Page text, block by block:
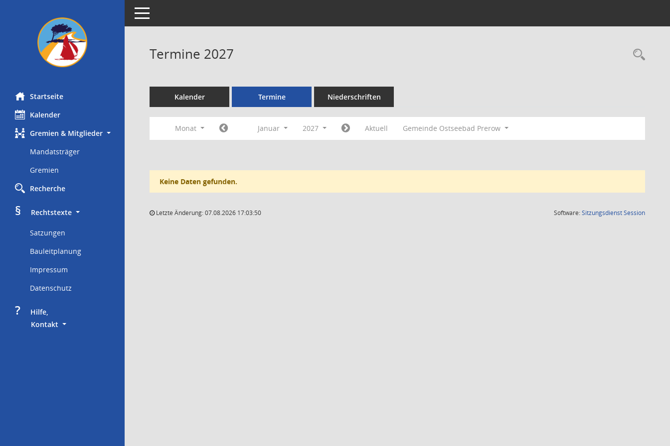
Startseite
Kalender
Gremien & Mitglieder
Mandatsträger
Gremien
Recherche
§
     Rechtstexte
Satzungen
Bauleitplanung
Impressum
Datenschutz
?
     Hilfe,
Kontakt
Toggle navigation
Termine 2027
Kalender Termine Niederschriften
Monat Januar 2027 Aktuell Gemeinde Ostseebad Prerow
Keine Daten gefunden.
Letzte Änderung: 07.08.2026 17:03:50 Software:SitzungsdienstSession(Wird in